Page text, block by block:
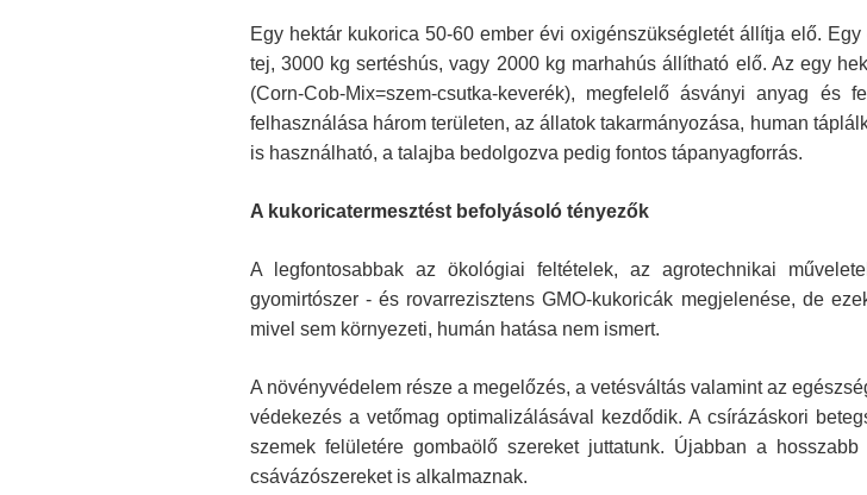
Egy hektár kukorica 50-60 ember évi oxigénszükségletét állítja elő.
tej, 3000 kg sertéshús, vagy 2000 kg marhahús állítható elő. Az egy
(Corn-Cob-Mix=szem-csutka-keverék), megfelelő ásványi anyag
felhasználása három területen, az állatok takarmányozása, human
is használható, a talajba bedolgozva pedig fontos tápanyagforrás.
A kukoricatermesztést befolyásoló tényezők
A legfontosabbak az ökológiai feltételek, az agrotechnikai
gyomirtószer - és rovarrezisztens GMO-kukoricák megjelenése, de
mivel sem környezeti, humán hatása nem ismert.
A növényvédelem része a megelőzés, a vetésváltás valamint az
védekezés a vetőmag optimalizálásával kezdődik. A csírázáskori
szemek felületére gombaölő szereket juttatunk. Újabban a
csávázószereket is alkalmaznak.